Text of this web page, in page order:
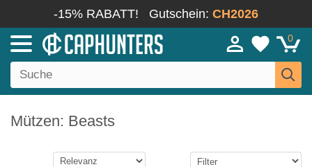
-15% RABATT! Gutschein: CH2026
0
Mützen: Beasts